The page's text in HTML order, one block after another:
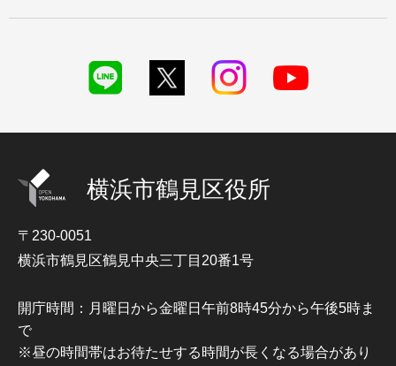
横浜市鶴見区役所
〒230-0051
横浜市鶴見区鶴見中央三丁目20番1号
開庁時間：月曜日から金曜日午前8時45分から午後5時ま
で
※昼の時間帯はお待たせする時間が長くなる場合があり